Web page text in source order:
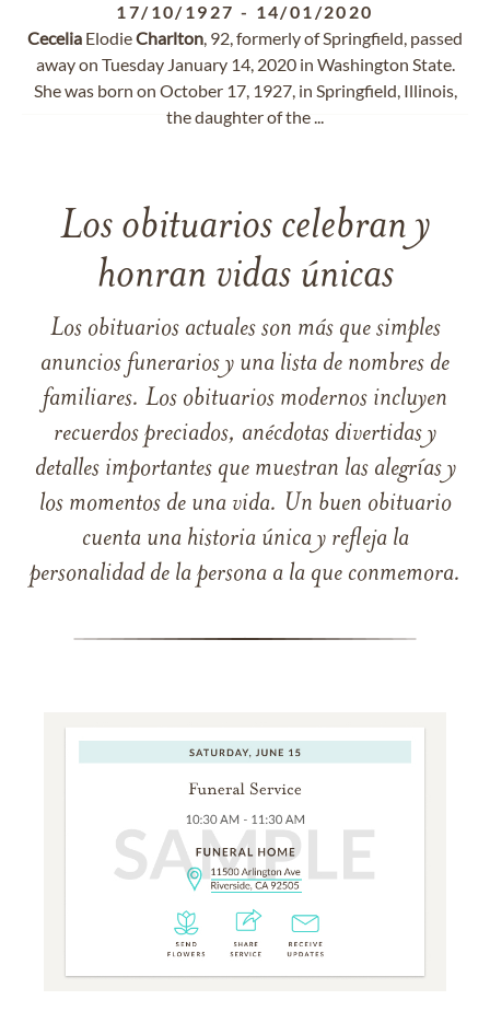
17/10/1927 - 14/01/2020
Cecelia ElodieCharlton, 92, formerly of Springfield, passed
away on Tuesday January 14, 2020 in Washington State.
She was born on October 17, 1927, in Springfield, Illinois,
the daughter of the ...
Los obituarios celebran y
honran vidas únicas
Los obituarios actuales son más que simples
anuncios funerarios y una lista de nombres de
familiares. Los obituarios modernos incluyen
recuerdos preciados, anécdotas divertidas y
detalles importantes que muestran las alegrías y
los momentos de una vida. Un buen obituario
cuenta una historia única y refleja la
personalidad de la persona a la que conmemora.